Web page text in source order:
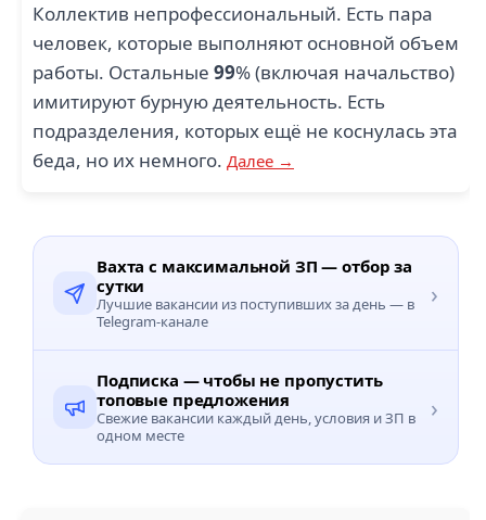
Коллектив непрофессиональный. Есть пара
человек, которые выполняют основной объем
работы. Остальные 99% (включая начальство)
имитируют бурную деятельность. Есть
подразделения, которых ещё не коснулась эта
беда, но их немного. Далее →
Вахта с максимальной ЗП — отбор за
сутки
Лучшие вакансии из поступивших за день — в
Telegram-канале
›
Подписка — чтобы не пропустить
топовые предложения
Свежие вакансии каждый день, условия и ЗП в
одном месте
›